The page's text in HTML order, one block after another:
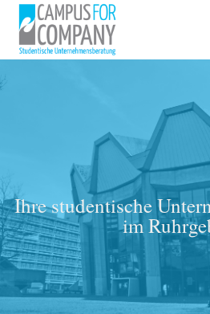
Ihre studentische
im